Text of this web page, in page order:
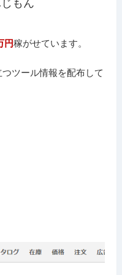
もん
円稼がせています。
ツール情報を配布して